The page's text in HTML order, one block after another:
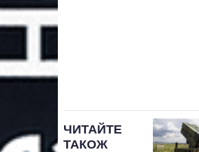
ЧИТАЙТЕ
ТАКОЖ